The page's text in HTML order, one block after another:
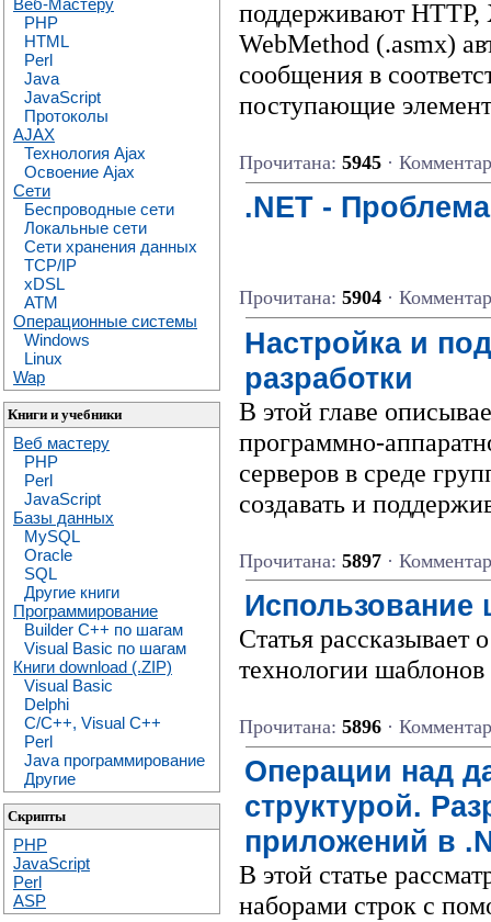
Веб-Мастеру
PHP
HTML
Perl
Java
JavaScript
Протоколы
AJAX
Технология Ajax
Освоение Ajax
Сети
Беспроводные сети
Локальные сети
Сети хранения данных
TCP/IP
xDSL
ATM
Операционные системы
Windows
Linux
Wap
Книги и учебники
Веб мастеру
PHP
Perl
JavaScript
Базы данных
MySQL
Oracle
SQL
Другие книги
Программирование
Builder C++ по шагам
Visual Basic по шагам
Книги download (.ZIP)
Visual Basic
Delphi
C/C++, Visual C++
Perl
Java программирование
Другие
Скрипты
PHP
JavaScript
Perl
ASP
поддерживают
WebMethod (.asmx)
сообщения в
поступающие
Прочитана: 5945 ·
.NET -
Прочитана: 5904 ·
Настройка и
разработки
В этой главе
программно-
серверов в среде
создавать и
Прочитана: 5897 ·
Использование
Статья
технологии
Прочитана: 5896 ·
Операции над
структурой.
приложений в
В этой статье
наборами строк с